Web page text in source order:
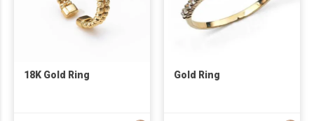
18K Gold Ring Gold Ring